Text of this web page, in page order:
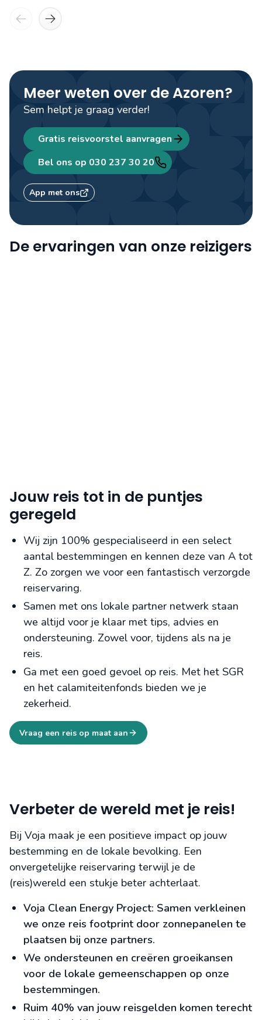
Meer weten over de Azoren?
Sem helpt je graag verder!
Gratis reisvoorstel aanvragen
Bel ons op 030 237 30 20
App met ons
Sem
Travel designer
De ervaringen van onze reizigers
Jouw reis tot in de puntjes
geregeld
Wij zijn 100% gespecialiseerd in een select
aantal bestemmingen en kennen deze van A tot
Z. Zo zorgen we voor een fantastisch verzorgde
reiservaring.
Samen met ons lokale partner netwerk staan
we altijd voor je klaar met tips, advies en
ondersteuning. Zowel voor, tijdens als na je
reis.
Ga met een goed gevoel op reis. Met het SGR
en het calamiteitenfonds bieden we je
zekerheid.
Vraag een reis op maat aan
Verbeter de wereld met je reis!
Bij Voja maak je een positieve impact op jouw
bestemming en de lokale bevolking. Een
onvergetelijke reiservaring terwijl je de
(reis)wereld een stukje beter achterlaat.
Voja Clean Energy Project: Samen verkleinen
we onze reis footprint door zonnepanelen te
plaatsen bij onze partners.
We ondersteunen en creëren groeikansen
voor de lokale gemeenschappen op onze
bestemmingen.
Ruim 40% van jouw reisgelden komen terecht